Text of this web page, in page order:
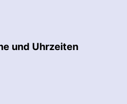
und Uhrzeiten